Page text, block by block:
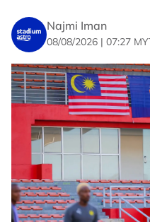
Najmi Iman
08/08/2026 | 07:27